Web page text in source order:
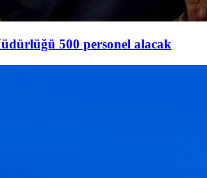
500 personel alacak